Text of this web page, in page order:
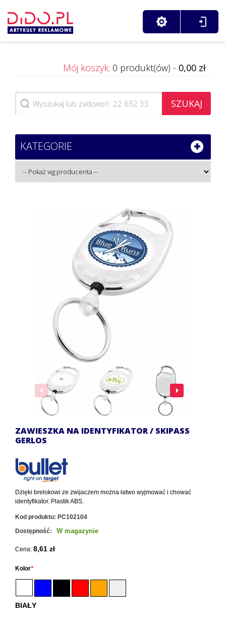
Mój koszyk: 0 produkt(ów) - 0,00 zł
SZUKAJ
KATEGORIE
ZAWIESZKA NA IDENTYFIKATOR / SKIPASS
GERLOS
Dzięki brelokowi ze zwijaczem można łatwo wyjmować i chować
identyfikator. Plastik ABS.
Kod produktu: PC102104
Dostępność:
W magazynie
Cena: 8,61 zł
*
Kolor
BIAŁY